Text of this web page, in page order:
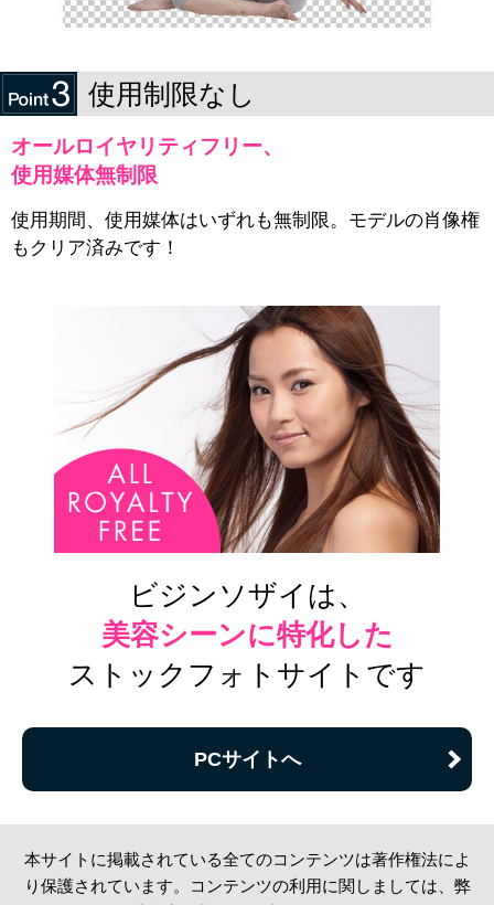
使用制限なし
オールロイヤリティフリー、
使用媒体無制限
使用期間、使用媒体はいずれも無制限。モデルの肖像権
もクリア済みです！
ビジンソザイは、
美容シーンに特化した
ストックフォトサイトです
PCサイトへ
本サイトに掲載されている全てのコンテンツは著作権法によ
り保護されています。コンテンツの利用に関しましては、弊